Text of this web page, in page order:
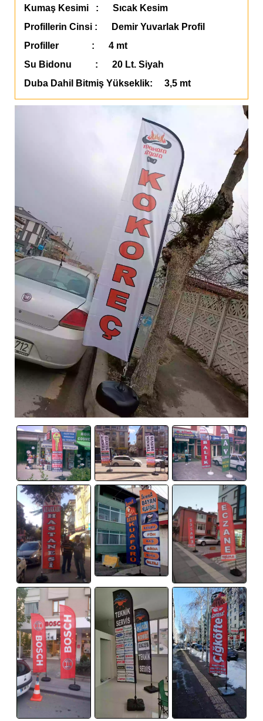
Kumaş Kesimi : Sıcak Kesim
Profillerin Cinsi : Demir Yuvarlak Profil
Profiller : 4 mt
Su Bidonu : 20 Lt. Siyah
Duba Dahil Bitmiş Yükseklik: 3,5 mt